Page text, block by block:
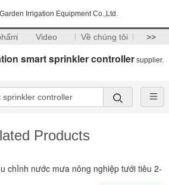
Irrigation Equipment Co.,Ltd.
Video Về chúng tôi >>
smart sprinkler controller supplier.
Products
chỉnh nước mưa nông nghiệp tưới tiêu 2-